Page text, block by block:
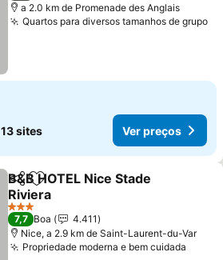
a 2.0 km de Promenade des Anglais
Quartos para diversos tamanhos de grupo
13 sites Ver preços
PartilharAdicionar aos favoritos
B&B HOTEL Nice Stade
Riviera
3 Estrelas
7,7 Boa
4.411
Nice, a 2.9 km de Saint-Laurent-du-Var
Propriedade moderna e bem cuidada